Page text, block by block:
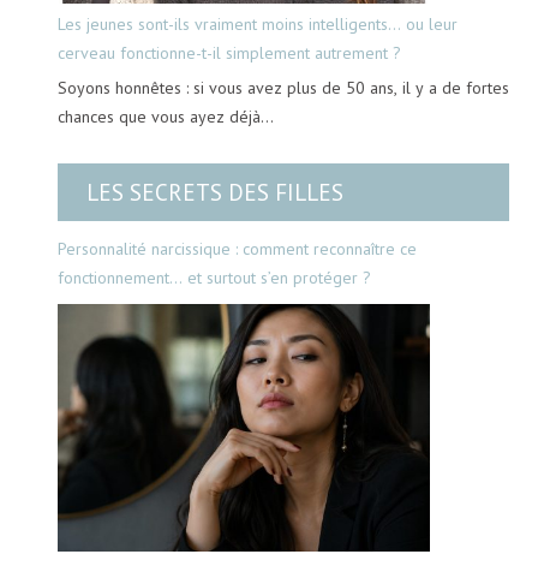
Les jeunes sont-ils vraiment moins intelligents… ou leur
cerveau fonctionne-t-il simplement autrement ?
Soyons honnêtes : si vous avez plus de 50 ans, il y a de fortes
chances que vous ayez déjà…
LES SECRETS DES FILLES
Personnalité narcissique : comment reconnaître ce
fonctionnement… et surtout s’en protéger ?